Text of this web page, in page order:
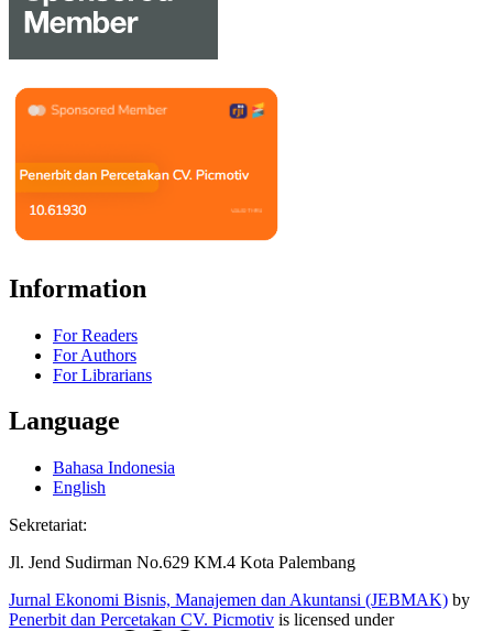
Information
For Readers
For Authors
For Librarians
Language
Bahasa Indonesia
English
Sekretariat:
Jl. Jend Sudirman No.629 KM.4 Kota Palembang
Jurnal Ekonomi Bisnis, Manajemen dan Akuntansi (JEBMAK) by
Penerbit dan Percetakan CV. Picmotiv is licensed under